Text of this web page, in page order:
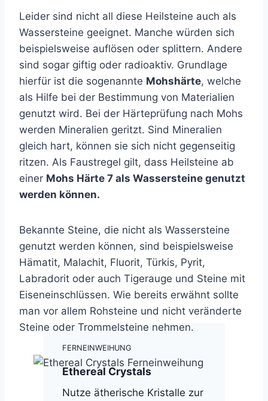
Leider sind nicht all diese Heilsteine auch als
Wassersteine geeignet. Manche würden sich
beispielsweise auflösen oder splittern. Andere
sind sogar giftig oder radioaktiv. Grundlage
hierfür ist die sogenannte Mohshärte, welche
als Hilfe bei der Bestimmung von Materialien
genutzt wird. Bei der Härteprüfung nach Mohs
werden Mineralien geritzt. Sind Mineralien
gleich hart, können sie sich nicht gegenseitig
ritzen. Als Faustregel gilt, dass Heilsteine ab
einer Mohs Härte 7 als Wassersteine genutzt
werden können.
Bekannte Steine, die nicht als Wassersteine
genutzt werden können, sind beispielsweise
Hämatit, Malachit, Fluorit, Türkis, Pyrit,
Labradorit oder auch Tigerauge und Steine mit
Eiseneinschlüssen. Wie bereits erwähnt sollte
man vor allem Rohsteine und nicht veränderte
Steine oder Trommelsteine nehmen.
FERNEINWEIHUNG
Ethereal Crystals
Nutze ätherische Kristalle zur